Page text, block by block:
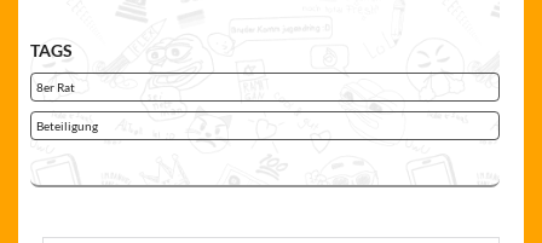
TAGS
8er Rat
Beteiligung